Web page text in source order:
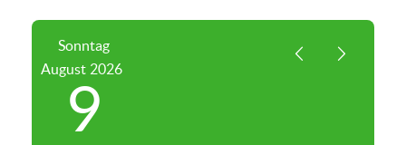
Sonntag
August 2026
9